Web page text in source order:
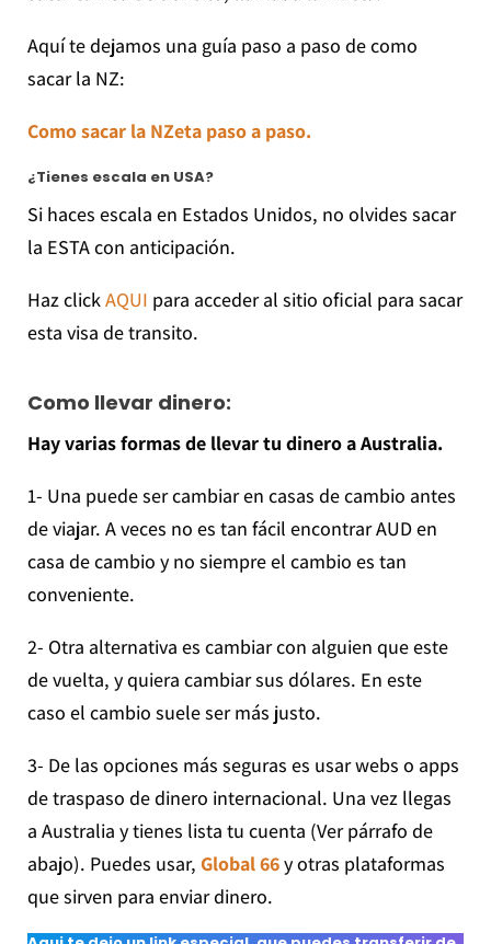
Aquí te dejamos una guía paso a paso de como
sacar la NZ:
Como sacar la NZeta paso a paso.
¿Tienes escala en USA?
Si haces escala en Estados Unidos, no olvides sacar
la ESTA con anticipación.
Haz clickAQUI para acceder al sitio oficial para sacar
esta visa de transito.
Como llevar dinero:
Hay varias formas de llevar tu dinero a Australia.
1- Una puede ser cambiar en casas de cambio antes
de viajar. A veces no es tan fácil encontrar AUD en
casa de cambio y no siempre el cambio es tan
conveniente.
2- Otra alternativa es cambiar con alguien que este
de vuelta, y quiera cambiar sus dólares. En este
caso el cambio suele ser más justo.
3- De las opciones más seguras es usar webs o apps
de traspaso de dinero internacional. Una vez llegas
a Australia y tienes lista tu cuenta (Ver párrafo de
abajo). Puedes usar, Global 66y otras plataformas
que sirven para enviar dinero.